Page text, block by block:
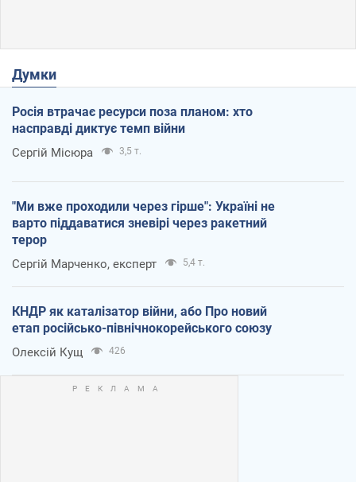
Думки
Росія втрачає ресурси поза планом: хто
насправді диктує темп війни
Сергій Місюра 3,5 т.
"Ми вже проходили через гірше": Україні не
варто піддаватися зневірі через ракетний
терор
Сергій Марченко, експерт 5,4 т.
КНДР як каталізатор війни, або Про новий
етап російсько-північнокорейського союзу
Олексій Кущ 426